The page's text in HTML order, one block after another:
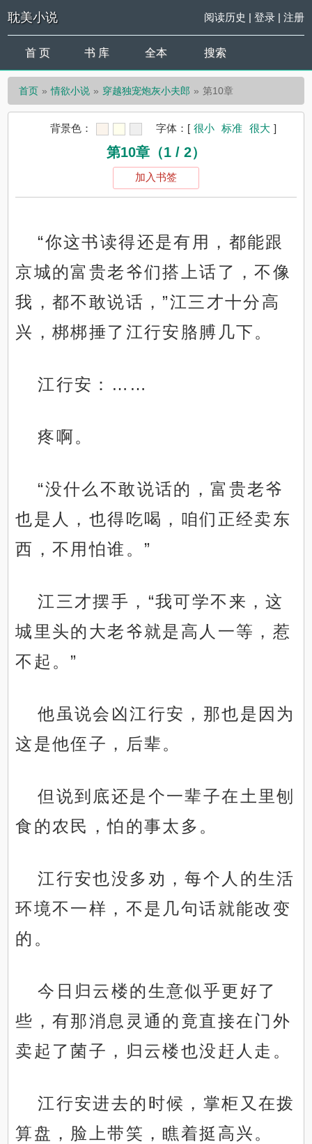
耽美小说 阅读历史 | 登录| 注册
首 页 书 库 全本 搜索
首页 情欲小说 穿越独宠炮灰小夫郎 第10章
背景色： 字体： [ 很小 标准 很大 ]
第10章（1 / 2）
加入书签
“你这书读得还是有用，都能跟
京城的富贵老爷们搭上话了，不像
我，都不敢说话，”江三才十分高
兴，梆梆捶了江行安胳膊几下。
江行安：……
疼啊。
“没什么不敢说话的，富贵老爷
也是人，也得吃喝，咱们正经卖东
西，不用怕谁。”
江三才摆手，“我可学不来，这
城里头的大老爷就是高人一等，惹
不起。”
他虽说会凶江行安，那也是因为
这是他侄子，后辈。
但说到底还是个一辈子在土里刨
食的农民，怕的事太多。
江行安也没多劝，每个人的生活
环境不一样，不是几句话就能改变
的。
今日归云楼的生意似乎更好了
些，有那消息灵通的竟直接在门外
卖起了菌子，归云楼也没赶人走。
江行安进去的时候，掌柜又在拨
算盘，脸上带笑，瞧着挺高兴。